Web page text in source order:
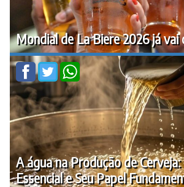
Mondial de La Biere 2026 já vai
A água na Produção de
Essencial e Seu Papel